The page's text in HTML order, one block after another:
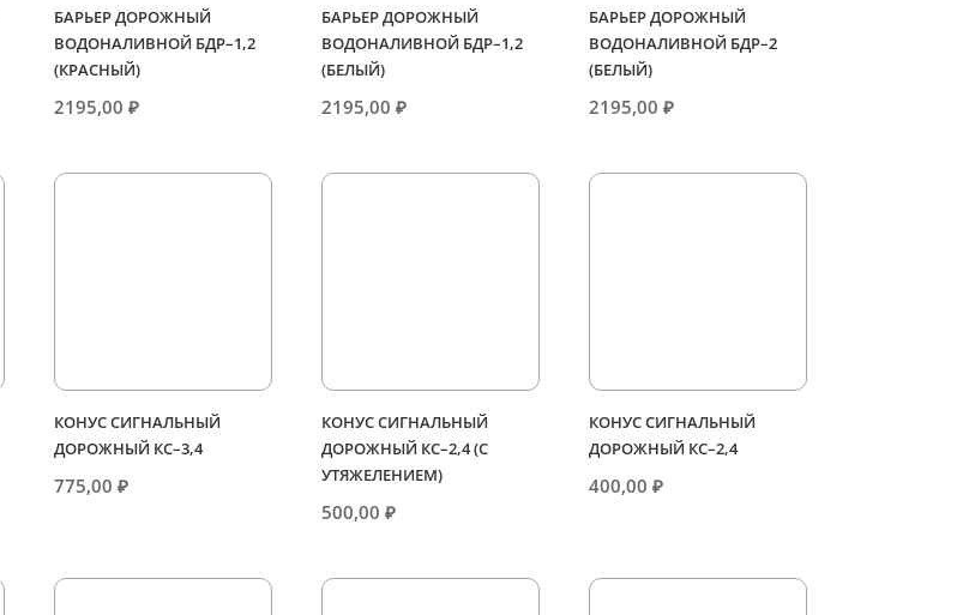
БАРЬЕР ДОРОЖНЫЙ
ВОДОНАЛИВНОЙ БДР–1,2
(КРАСНЫЙ)
2195,00 ₽
БАРЬЕР ДОРОЖНЫЙ
ВОДОНАЛИВНОЙ БДР–1,2
(БЕЛЫЙ)
2195,00 ₽
БАРЬЕР ДОРОЖНЫЙ
ВОДОНАЛИВНОЙ БДР–2
(БЕЛЫЙ)
2195,00 ₽
КОНУС СИГНАЛЬНЫЙ
ДОРОЖНЫЙ КС–3,4
775,00 ₽
КОНУС СИГНАЛЬНЫЙ
ДОРОЖНЫЙ КС–2,4 (С
УТЯЖЕЛЕНИЕМ)
500,00 ₽
КОНУС СИГНАЛЬНЫЙ
ДОРОЖНЫЙ КС–2,4
400,00 ₽